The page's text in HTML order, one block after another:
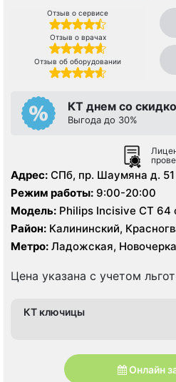
Отзыв о сервисе
Отзыв о врачах
Отзыв об оборудовании
КТ днем со
Выгода до 30%
Адрес: СПб, пр. Шаумяна д. 51
Режим работы: 9:00-20:00
Модель: Philips Incisive CT 64
Район: Калининский,
Метро: Ладожская,
Цена указана с учетом
КТ ключицы
Онлайн